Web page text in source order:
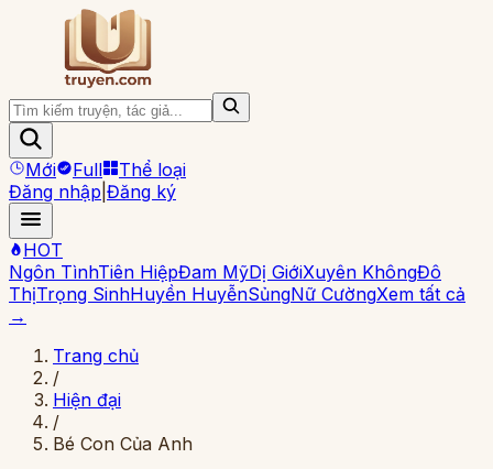
Mới Full
Thể loại
Đăng nhập Đăng ký
HOT
Ngôn TìnhTiên HiệpĐam MỹDị GiớiXuyên KhôngĐô
ThịTrọng SinhHuyền HuyễnSủngNữ CườngXem tất cả
→
Trang chủ
/
Hiện đại
/
Bé Con Của Anh